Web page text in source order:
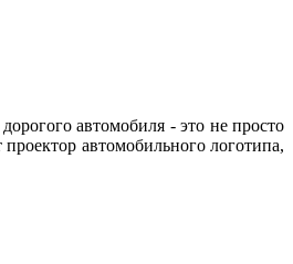
автомобиля - это не просто
автомобильного логотипа,